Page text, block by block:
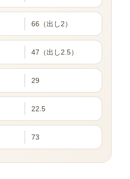
66（出し2）
47（出し2.5）
29
22.5
73